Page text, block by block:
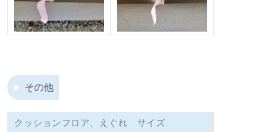
その他
クッションフロア、えぐれ サイズ